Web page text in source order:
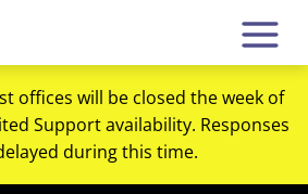
offices will be closed the week of
Support availability. Responses
during this time.